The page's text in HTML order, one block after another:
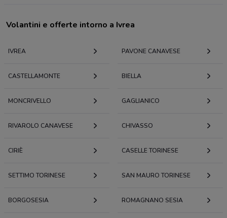
Volantini e offerte intorno a Ivrea
IVREA PAVONE CANAVESE
CASTELLAMONTE BIELLA
MONCRIVELLO GAGLIANICO
RIVAROLO CANAVESE CHIVASSO
CIRIÈ CASELLE TORINESE
SETTIMO TORINESE SAN MAURO TORINESE
BORGOSESIA ROMAGNANO SESIA